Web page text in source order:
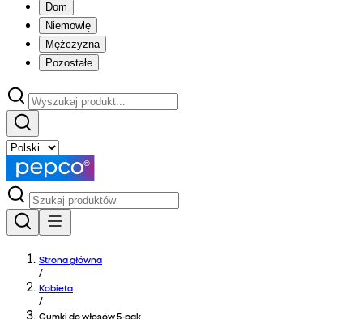
Dom
Niemowlę
Mężczyzna
Pozostałe
Strona główna
/
Kobieta
/
Gumki do włosów 5-pak